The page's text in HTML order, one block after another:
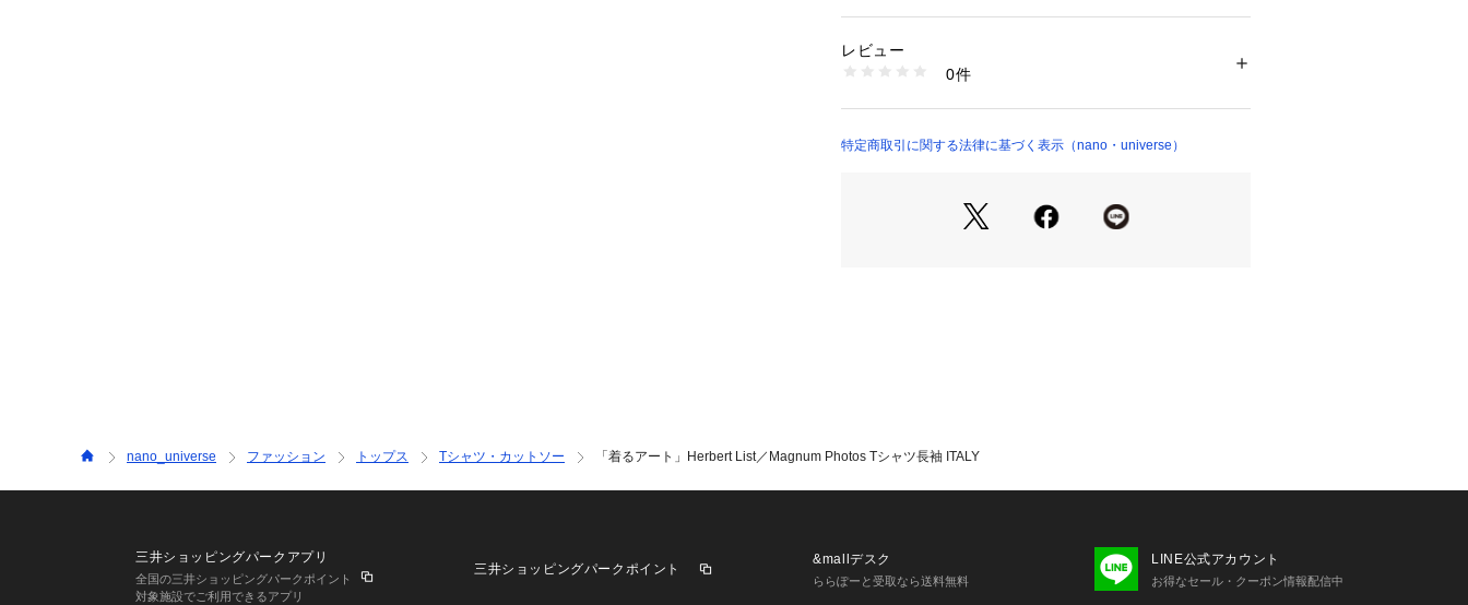
使用したロングスリーブTシャツ。
リアで撮影した作品をフロントにデザイン
・シルエットにメリハリがでる袖口のリブ
【マグナム・フォト（Magnum Photos）】
1947年にロバート・キャパ、アンリ・カルティエ＝ブレ
表する国際的な写真家のグループ。それぞれに事務所を
ニューヨーク、パリ、ロンドンに構え（過去には東京に
洗濯：手洗い 漂白× アイロン150℃ ドライ× タンブル乾燥× 吊り
干し ウェット非常に弱い
い
6685123209 （ショップ）
レビュー
0件
特定商取引に関する法律に基づく表示（nano・universe）
nano_universe ファッション トップス Tシャツ・カットソー 「着るアート」Herbert List／Magnum Photos Tシャツ長袖 ITALY
三井ショッピングパークアプリ
全国の三井ショッピングパークポイント
対象施設でご利用できるアプリ
三井ショッピングパークポイント
&mallデスク
ららぽーと受取なら送料無料
LINE公式アカウント
お得なセール・クーポン情報配信中